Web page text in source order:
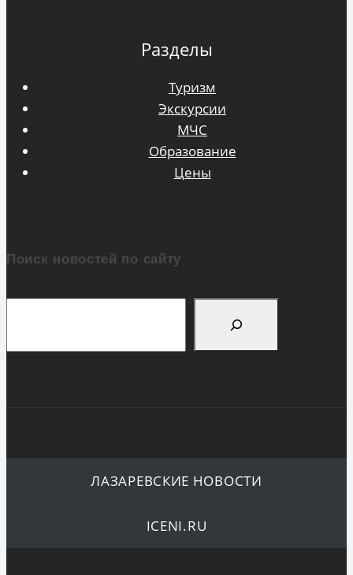
Разделы
Туризм
Экскурсии
МЧС
Образование
Цены
Поиск новостей по сайту
ЛАЗАРЕВСКИЕ НОВОСТИ
ICENI.RU